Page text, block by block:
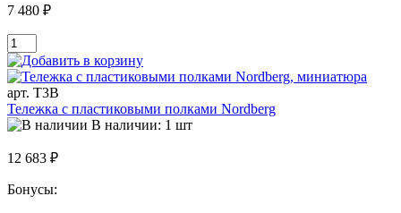
7 480 ₽
арт. T3B
Тележка с пластиковыми полками Nordberg
В наличии: 1 шт
12 683 ₽
Бонусы: